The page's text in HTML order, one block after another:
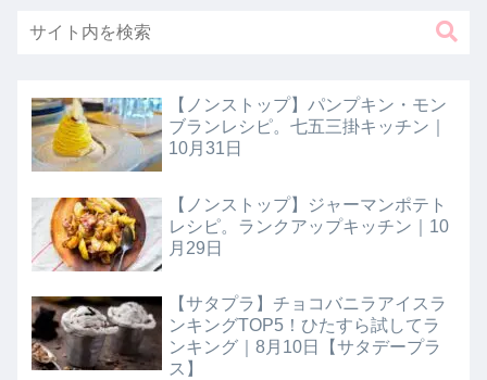
【ノンストップ】パンプキン・モン
ブランレシピ。七五三掛キッチン｜
10月31日
【ノンストップ】ジャーマンポテト
レシピ。ランクアップキッチン｜10
月29日
【サタプラ】チョコバニラアイスラ
ンキングTOP5！ひたすら試してラ
ンキング｜8月10日【サタデープラ
ス】